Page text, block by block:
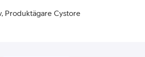
Produktägare Cystore